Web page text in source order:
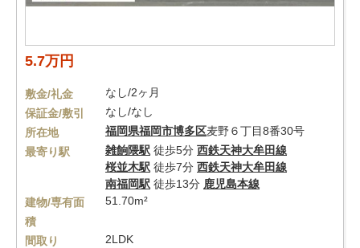
5.7万円
敷金/礼金
なし/2ヶ月
保証金/敷引
なし/なし
所在地
福岡県福岡市博多区麦野６丁目8番30号
最寄り駅
雑餉隈駅 徒歩5分 西鉄天神大牟田線
桜並木駅 徒歩7分 西鉄天神大牟田線
南福岡駅 徒歩13分 鹿児島本線
建物/専有面
積
51.70m²
間取り
2LDK